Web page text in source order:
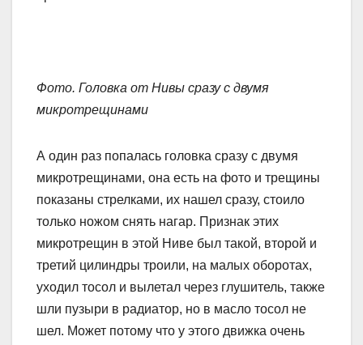
Фото. Головка от Нивы сразу с двумя
микротрещинами
А один раз попалась головка сразу с двумя
микротрещинами, она есть на фото и трещины
показаны стрелками, их нашел сразу, стоило
только ножом снять нагар. Признак этих
микротрещин в этой Ниве был такой, второй и
третий цилиндры троили, на малых оборотах,
уходил тосол и вылетал через глушитель, также
шли пузыри в радиатор, но в масло тосол не
шел. Может потому что у этого движка очень